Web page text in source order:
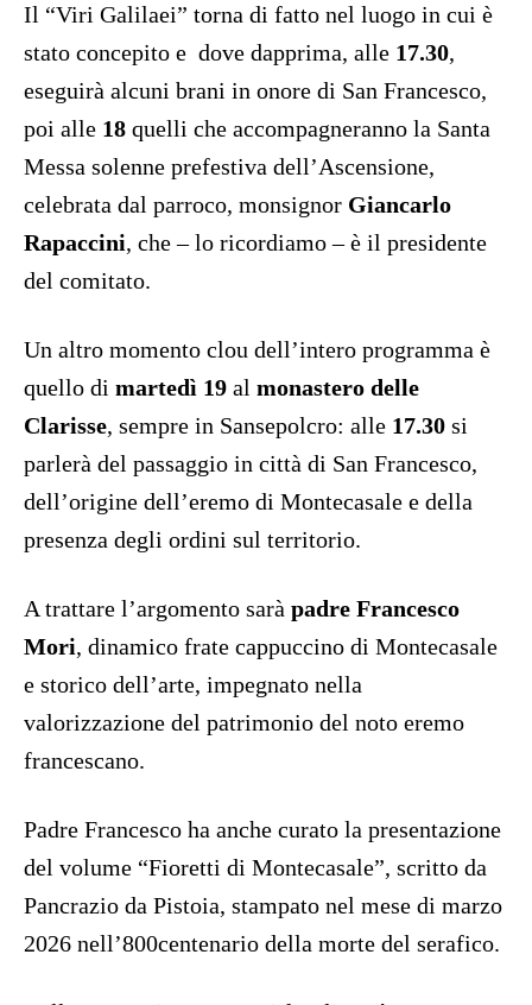
Il “Viri Galilaei” torna di fatto nel luogo in cui è
stato concepito e dove dapprima, alle 17.30,
eseguirà alcuni brani in onore di San Francesco,
poi alle 18 quelli che accompagneranno la Santa
Messa solenne prefestiva dell’Ascensione,
celebrata dal parroco, monsignor Giancarlo
Rapaccini, che – lo ricordiamo – è il presidente
del comitato.
Un altro momento clou dell’intero programma è
quello di martedì 19 al monastero delle
Clarisse, sempre in Sansepolcro: alle 17.30 si
parlerà del passaggio in città di San Francesco,
dell’origine dell’eremo di Montecasale e della
presenza degli ordini sul territorio.
A trattare l’argomento sarà padre Francesco
Mori, dinamico frate cappuccino di Montecasale
e storico dell’arte, impegnato nella
valorizzazione del patrimonio del noto eremo
francescano.
Padre Francesco ha anche curato la presentazione
del volume “Fioretti di Montecasale”, scritto da
Pancrazio da Pistoia, stampato nel mese di marzo
2026 nell’800centenario della morte del serafico.